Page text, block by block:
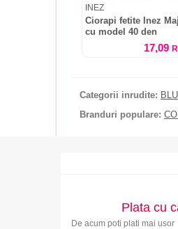
INEZ
Ciorapi fetite Inez
cu model 40 den
17,09
Categorii inrudite:
Branduri populare:
Plata cu
De acum poti plati mai usor